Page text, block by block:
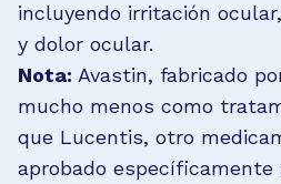
incluyendo irritación
y dolor ocular.
Nota: Avastin, fabricado
mucho menos como
que Lucentis, otro
aprobado específicamente